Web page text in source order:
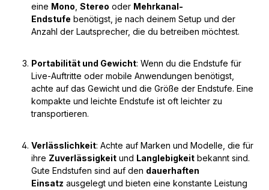
eine Mono Stereo oder Mehrkanal-
Endstufe benötigst, je nach deinem Setup und der
Anzahl der Lautsprecher, die du betreiben möchtest.
Portabilität und Gewicht: Wenn du die Endstufe für
Live-Auftritte oder mobile Anwendungen benötigst,
achte auf das Gewicht und die Größe der Endstufe. Eine
kompakte und leichte Endstufe ist oft leichter zu
transportieren.
Verlässlichkeit: Achte auf Marken und Modelle, die für
ihre Zuverlässigkeit und Langlebigkeit bekannt sind.
Gute Endstufen sind auf den dauerhaften
Einsatz ausgelegt und bieten eine konstante Leistung